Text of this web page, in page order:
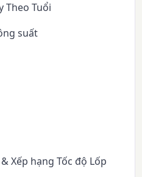
Theo Tuổi
suất
Xếp hạng Tốc độ Lốp